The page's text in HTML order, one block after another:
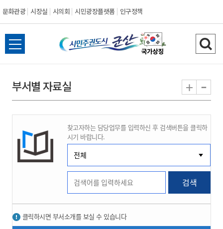
문화관광 시장실 시의회 시민광장플랫폼 인구정책
시
민
권
도
시
군
산
전
체
뉴
열
검
색
기
부서별 자료실 + -
찾고자하는 담당업무를 입력하신 후 검색버튼을 클릭하
시기 바랍니다.
검색
클릭하시면 부서소개를 보실 수 있습니다